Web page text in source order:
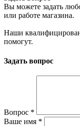
Вы можете задать
или работе магазина.
Наши
помогут.
Задать вопрос
Вопрос *
Ваше имя *